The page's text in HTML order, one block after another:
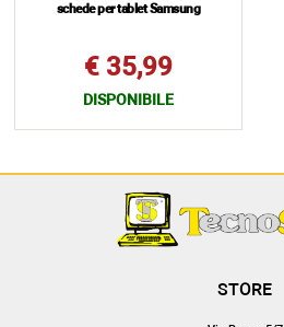
schede per tablet Samsung
€ 35,99
DISPONIBILE
STORE